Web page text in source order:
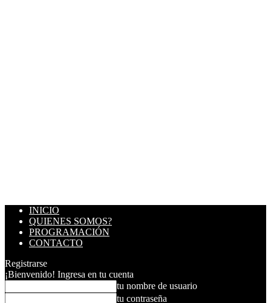
INICIO
QUIENES SOMOS?
PROGRAMACIÓN
CONTACTO
Registrarse
¡Bienvenido! Ingresa en tu cuenta
tu nombre de usuario
tu contraseña